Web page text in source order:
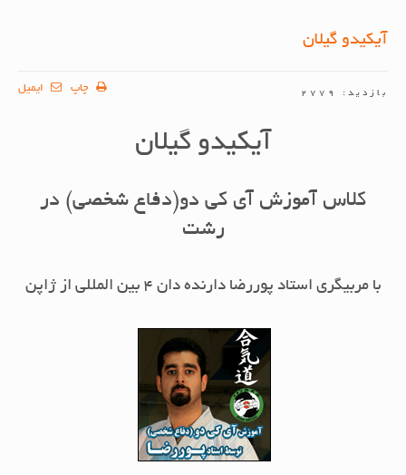
آیکیدو گیلان
ایمیل چاپ بازدید: 2779
آیکیدو گیلان
کلاس آموزش آی کی دو(دفاع شخصی) در
رشت
با مربیگری استاد پوررضا دارنده دان 4 بین المللی از ژاپن